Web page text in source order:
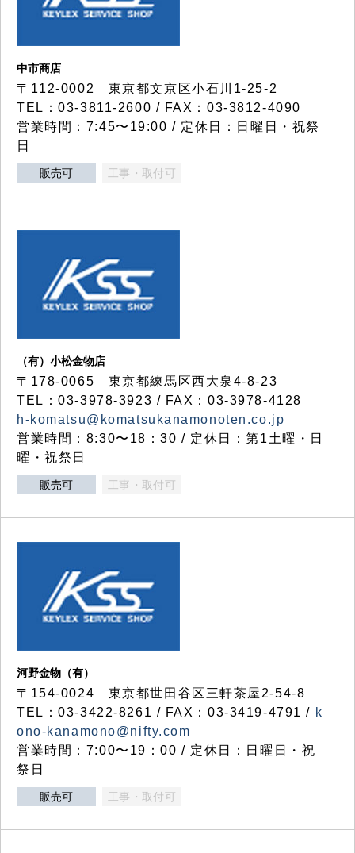
中市商店
〒112-0002 東京都文京区小石川1-25-2
TEL：03-3811-2600 / FAX：03-3812-4090
営業時間：7:45〜19:00 / 定休日：日曜日・祝祭
日
販売可 工事・取付可
（有）小松金物店
〒178-0065 東京都練馬区西大泉4-8-23
TEL：03-3978-3923 / FAX：03-3978-4128
h-komatsu@komatsukanamonoten.co.jp
営業時間：8:30〜18：30 / 定休日：第1土曜・日
曜・祝祭日
販売可 工事・取付可
河野金物（有）
〒154-0024 東京都世田谷区三軒茶屋2-54-8
TEL：03-3422-8261 / FAX：03-3419-4791 / k
ono-kanamono@nifty.com
営業時間：7:00〜19：00 / 定休日：日曜日・祝
祭日
販売可 工事・取付可